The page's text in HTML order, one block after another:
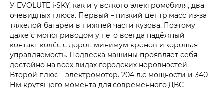
У EVOLUTE i‑SKY, как и у всякого электромобиля, два
очевидных плюса. Первый – низкий центр масс из-за
тяжелой батареи в нижней части кузова. Поэтому
даже с моноприводом у него всегда надёжный
контакт колёс с дорог, минимум кренов и хорошая
управляемость. Подвеска машины проявляет себя
достойно на всех видах городских неровностей.
Второй плюс – электромотор. 204 л.с мощности и 340
Нм крутящего момента для современного ДВС –